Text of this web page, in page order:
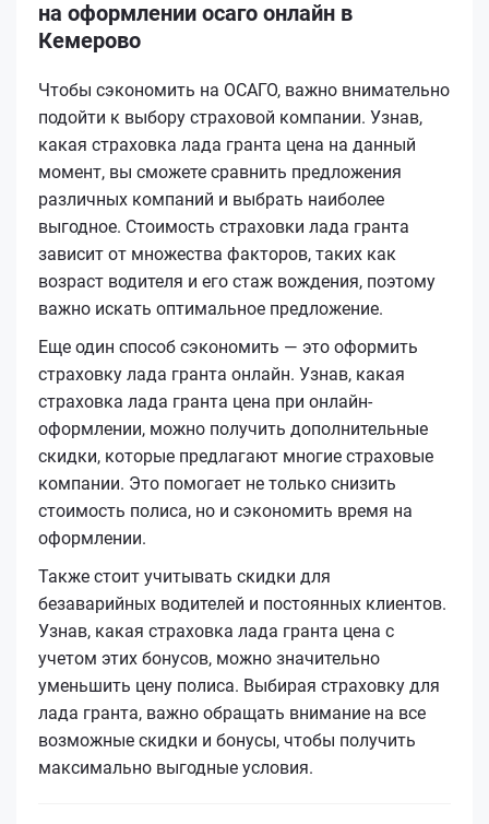
на оформлении осаго онлайн в
Кемерово
Чтобы сэкономить на ОСАГО, важно внимательно
подойти к выбору страховой компании. Узнав,
какая страховка лада гранта цена на данный
момент, вы сможете сравнить предложения
различных компаний и выбрать наиболее
выгодное. Стоимость страховки лада гранта
зависит от множества факторов, таких как
возраст водителя и его стаж вождения, поэтому
важно искать оптимальное предложение.
Еще один способ сэкономить — это оформить
страховку лада гранта онлайн. Узнав, какая
страховка лада гранта цена при онлайн-
оформлении, можно получить дополнительные
скидки, которые предлагают многие страховые
компании. Это помогает не только снизить
стоимость полиса, но и сэкономить время на
оформлении.
Также стоит учитывать скидки для
безаварийных водителей и постоянных клиентов.
Узнав, какая страховка лада гранта цена с
учетом этих бонусов, можно значительно
уменьшить цену полиса. Выбирая страховку для
лада гранта, важно обращать внимание на все
возможные скидки и бонусы, чтобы получить
максимально выгодные условия.